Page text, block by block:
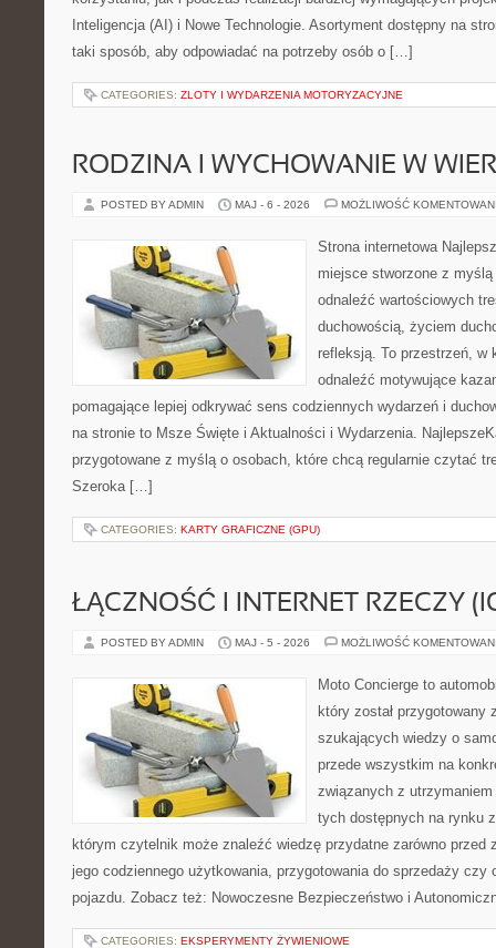
Inteligencja (AI) i Nowe Technologie. Asortyment dostępny na
taki sposób, aby odpowiadać na potrzeby osób o […]
CATEGORIES: ZLOTY I WYDARZENIA MOTORYZACYJNE
RODZINA I WYCHOWANIE W
POSTED BY ADMIN MAJ - 6 - 2026 MOŻLIWOŚĆ
Strona internetowa
miejsce stworzone z
odnaleźć wartościowych
duchowością, życiem
refleksją. To przestrzeń, w
odnaleźć motywujące
pomagające lepiej odkrywać sens codziennych wydarzeń i
na stronie to Msze Święte i Aktualności i Wydarzenia.
przygotowane z myślą o osobach, które chcą regularnie czytać
Szeroka […]
CATEGORIES: KARTY GRAFICZNE (GPU)
ŁĄCZNOŚĆ I INTERNET RZECZY
POSTED BY ADMIN MAJ - 5 - 2026 MOŻLIWOŚĆ
Moto Concierge to
który został przygotowany
szukających wiedzy o
przede wszystkim na
związanych z utrzymaniem
tych dostępnych na rynku
którym czytelnik może znaleźć wiedzę przydatne zarówno przed
jego codziennego użytkowania, przygotowania do sprzedaży czy
pojazdu. Zobacz też: Nowoczesne Bezpieczeństwo i
CATEGORIES: EKSPERYMENTY ŻYWIENIOWE